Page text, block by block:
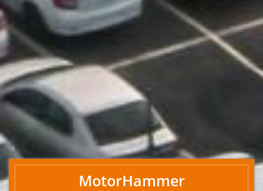
MotorHammer